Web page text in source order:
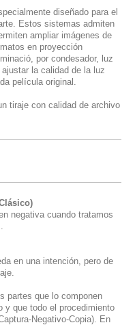
diseñado para el
Estos sistemas admiten
ampliar imágenes de
en proyección
por condesador, luz
la calidad de la luz
película original.
tiraje con calidad de archivo
negativa cuando tratamos
en una intención, pero de
partes que lo componen
y que todo el procedimiento
Negativo-Copia). En